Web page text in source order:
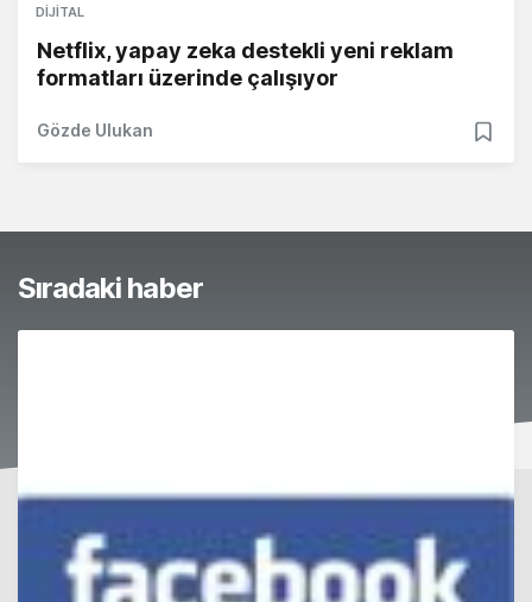
DIJITAL
Netflix, yapay zeka destekli yeni reklam
formatları üzerinde çalışıyor
Gözde Ulukan
Sıradaki haber